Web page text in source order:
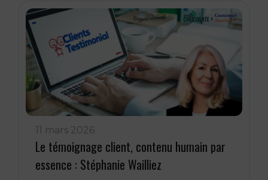
11 mars 2026
Le témoignage client, contenu humain par
essence : Stéphanie Wailliez